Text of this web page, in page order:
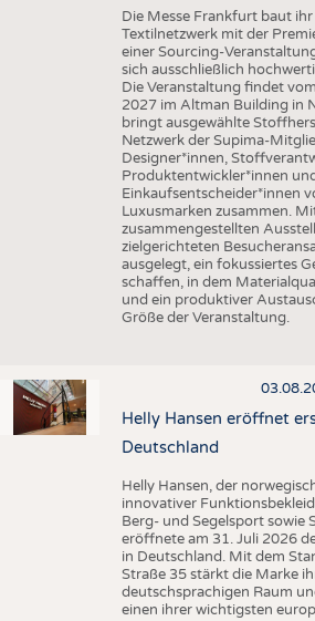
Die Messe Frankfurt baut
Textilnetzwerk mit der
einer Sourcing-
sich ausschließlich
Die Veranstaltung findet
2027 im Altman Building in
bringt ausgewählte
Netzwerk der Supima-
Designer*innen,
Produktentwickler*innen
Einkaufsentscheider*innen
Luxusmarken zusammen.
zusammengestellten
zielgerichteten
ausgelegt, ein fokussiertes
schaffen, in dem
und ein produktiver
Größe der Veranstaltung.
Helly Hansen eröffnet
Deutschland
Helly Hansen, der
innovativer
Berg- und Segelsport sowie
eröffnete am 31. Juli 2026
in Deutschland. Mit dem
Straße 35 stärkt die Marke
deutschsprachigen Raum
einen ihrer wichtigsten